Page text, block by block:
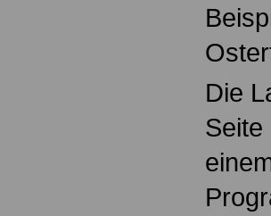
Die
Seite